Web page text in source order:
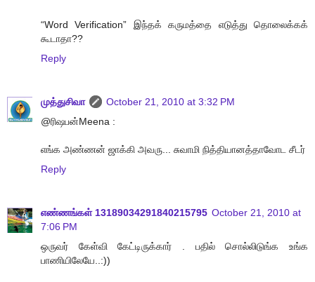
“Word Verification” இந்தக் கருமத்தை எடுத்து தொலைக்கக்
கூடாதா??
Reply
முத்துசிவா
October 21, 2010 at 3:32 PM
@ரிஷபன்Meena :
எங்க அண்ணன் ஜாக்கி அவரு... சுவாமி நித்தியானத்தாவோட சீடர்
Reply
எண்ணங்கள் 13189034291840215795 October 21, 2010 at
7:06 PM
ஒருவர் கேள்வி கேட்டிருக்கார் . பதில் சொல்லிடுங்க உங்க
பாணியிலேயே..:))